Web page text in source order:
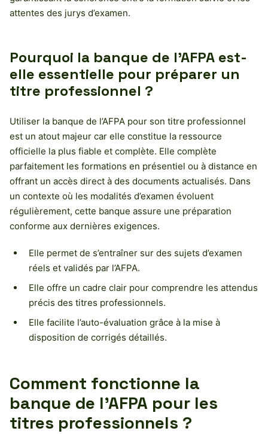
attentes des jurys d’examen.
Pourquoi la banque de l’AFPA est-
elle essentielle pour préparer un
titre professionnel ?
Utiliser la banque de l’AFPA pour son titre professionnel
est un atout majeur car elle constitue la ressource
officielle la plus fiable et complète. Elle complète
parfaitement les formations en présentiel ou à distance en
offrant un accès direct à des documents actualisés. Dans
un contexte où les modalités d’examen évoluent
régulièrement, cette banque assure une préparation
conforme aux dernières exigences.
Elle permet de s’entraîner sur des sujets d’examen
réels et validés par l’AFPA.
Elle offre un cadre clair pour comprendre les attendus
précis des titres professionnels.
Elle facilite l’auto-évaluation grâce à la mise à
disposition de corrigés détaillés.
Comment fonctionne la
banque de l’AFPA pour les
titres professionnels ?